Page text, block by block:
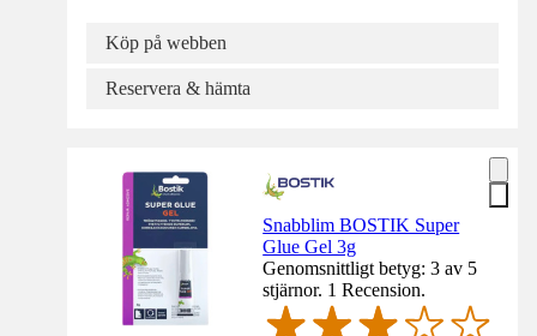
Köp på webben
Reservera & hämta
Snabblim BOSTIK Super
Glue Gel 3g
Genomsnittligt betyg: 3 av 5
stjärnor. 1 Recension.